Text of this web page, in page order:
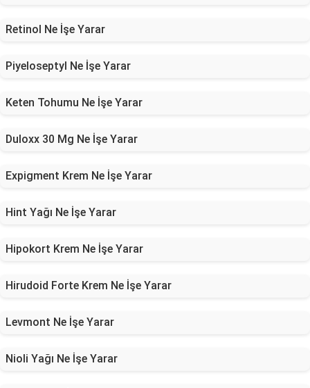
Retinol Ne İşe Yarar
Piyeloseptyl Ne İşe Yarar
Keten Tohumu Ne İşe Yarar
Duloxx 30 Mg Ne İşe Yarar
Expigment Krem Ne İşe Yarar
Hint Yağı Ne İşe Yarar
Hipokort Krem Ne İşe Yarar
Hirudoid Forte Krem Ne İşe Yarar
Levmont Ne İşe Yarar
Nioli Yağı Ne İşe Yarar